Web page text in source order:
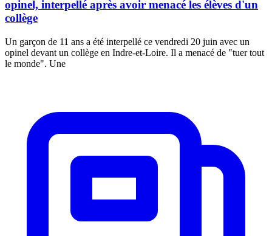
opinel, interpellé après avoir menacé les élèves d'un
collège
Un garçon de 11 ans a été interpellé ce vendredi 20 juin avec un
opinel devant un collège en Indre-et-Loire. Il a menacé de "tuer tout
le monde". Une